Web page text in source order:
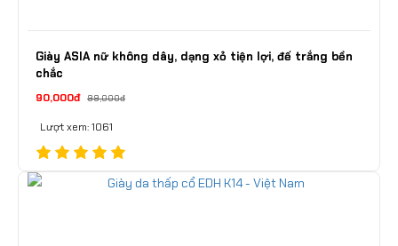
Giày ASIA nữ không dây, dạng xỏ tiện lợi, đế trắng bền
chắc
90,000đ 99,000đ
Lượt xem: 1061